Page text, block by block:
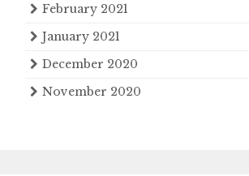
February 2021
January 2021
December 2020
November 2020